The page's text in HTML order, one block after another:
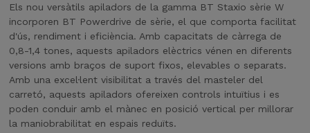
Els nou versàtils apiladors de la gamma BT Staxio sèrie W
incorporen BT Powerdrive de sèrie, el que comporta facilitat
d'ús, rendiment i eficiència. Amb capacitats de càrrega de
0,8-1,4 tones, aquests apiladors elèctrics vénen en diferents
versions amb braços de suport fixos, elevables o separats.
Amb una excel·lent visibilitat a través del masteler del
carretó, aquests apiladors ofereixen controls intuïtius i es
poden conduir amb el mànec en posició vertical per millorar
la maniobrabilitat en espais reduïts.